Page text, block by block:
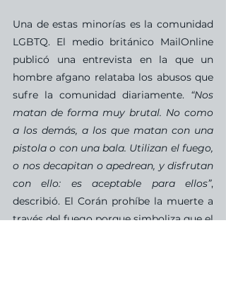
Una de estas minorías es la comunidad
LGBTQ. El medio británico MailOnline
publicó una entrevista en la que un
hombre afgano relataba los abusos que
sufre la comunidad diariamente. “Nos
matan de forma muy brutal. No como
a los demás, a los que matan con una
pistola o con una bala. Utilizan el fuego,
o nos decapitan o apedrean, y disfrutan
con ello: es aceptable para ellos”,
describió. El Corán prohíbe la muerte a
través del fuego porque simboliza que el